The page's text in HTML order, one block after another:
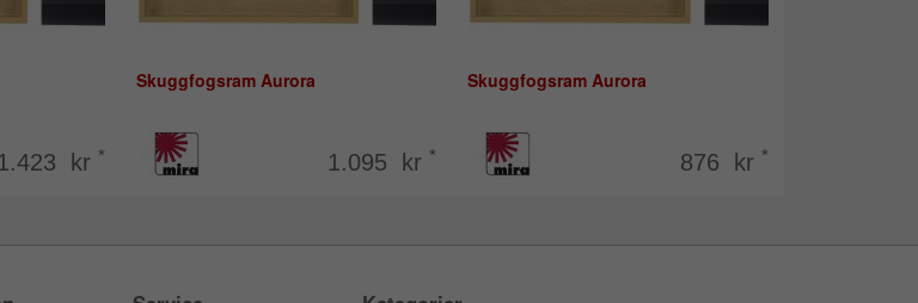
kr *
Skuggfogsram Aurora
1.095 kr *
Skuggfogsram Aurora
876 kr *